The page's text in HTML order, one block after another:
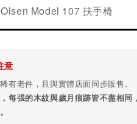
Model 107 扶手椅
意
有老件，且與實體店面同步販售。
每張的木紋與歲月痕跡皆不盡相同